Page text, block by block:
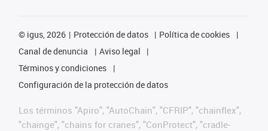
© igus, 2026 Protección de datos
Política de cookies
Canal de denuncia
Aviso legal
Términos y condiciones
Configuración de la protección de datos
Los términos "Apiro", "AutoChain", "CFRIP", "chainflex",
"chainge", "chains for cranes", "ConProtect", "cradle-